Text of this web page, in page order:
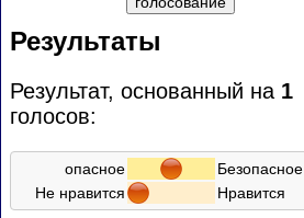
Результаты
Результат, основанный на 1
голосов:
опасное
Безопасное
Не нравится
Нравится